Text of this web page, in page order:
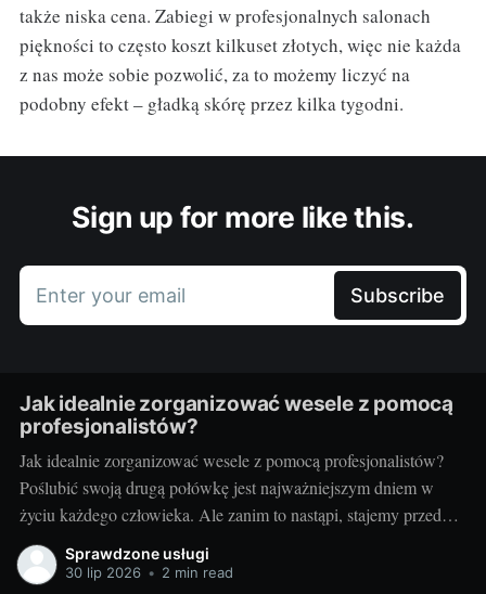
także niska cena. Zabiegi w profesjonalnych salonach
piękności to często koszt kilkuset złotych, więc nie każda
z nas może sobie pozwolić, za to możemy liczyć na
podobny efekt – gładką skórę przez kilka tygodni.
Sign up for more like this.
Enter your email Subscribe
Jak idealnie zorganizować wesele z pomocą
profesjonalistów?
Jak idealnie zorganizować wesele z pomocą profesjonalistów?
Poślubić swoją drugą połówkę jest najważniejszym dniem w
życiu każdego człowieka. Ale zanim to nastąpi, stajemy przed
wielkim wyzwaniem – jak zorganizować ten najważniejszy
dzień? Czy warto skorzystać z usług profesjonalistów? Czy to
Sprawdzone usługi
30 lip 2026 • 2 min read